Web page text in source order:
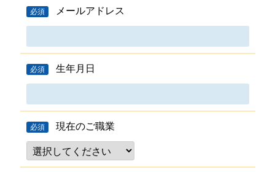
必須 メールアドレス
必須 生年月日
必須 現在のご職業